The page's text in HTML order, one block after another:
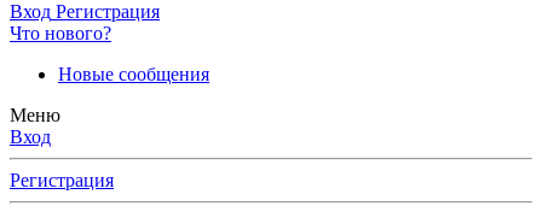
Вход Регистрация
Что нового?
Новые сообщения
Меню
Вход
Регистрация